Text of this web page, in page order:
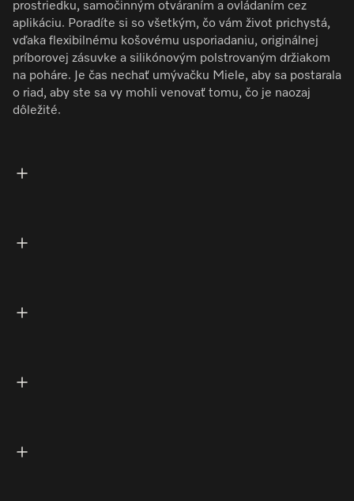
prostriedku, samočinným otváraním a ovládaním cez
aplikáciu. Poradíte si so všetkým, čo vám život prichystá,
vďaka flexibilnému košovému usporiadaniu, originálnej
príborovej zásuvke a silikónovým polstrovaným držiakom
na poháre. Je čas nechať umývačku Miele, aby sa postarala
o riad, aby ste sa vy mohli venovať tomu, čo je naozaj
dôležité.